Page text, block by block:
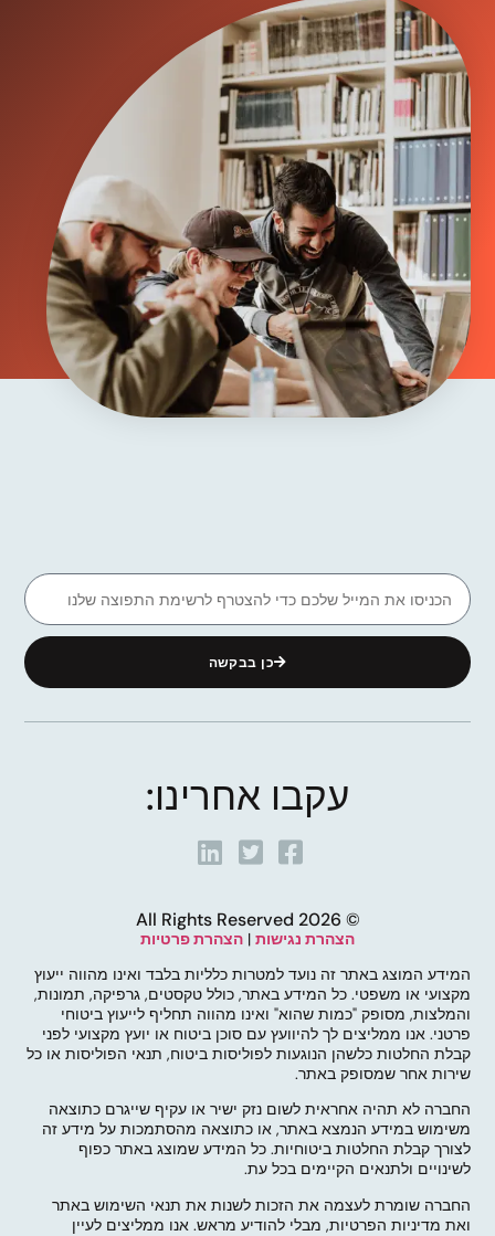
כן בבקשה
עקבו אחרינו:
© 2026 All Rights Reserved
הצהרת נגישות | הצהרת פרטיות
המידע המוצג באתר זה נועד למטרות כלליות בלבד ואינו מהווה ייעוץ
מקצועי או משפטי. כל המידע באתר, כולל טקסטים, גרפיקה, תמונות,
והמלצות, מסופק "כמות שהוא" ואינו מהווה תחליף לייעוץ ביטוחי
פרטני. אנו ממליצים לך להיוועץ עם סוכן ביטוח או יועץ מקצועי לפני
קבלת החלטות כלשהן הנוגעות לפוליסות ביטוח, תנאי הפוליסות או כל
שירות אחר שמסופק באתר.
החברה לא תהיה אחראית לשום נזק ישיר או עקיף שייגרם כתוצאה
משימוש במידע הנמצא באתר, או כתוצאה מהסתמכות על מידע זה
לצורך קבלת החלטות ביטוחיות. כל המידע שמוצג באתר כפוף
לשינויים ולתנאים הקיימים בכל עת.
החברה שומרת לעצמה את הזכות לשנות את תנאי השימוש באתר
ואת מדיניות הפרטיות, מבלי להודיע מראש. אנו ממליצים לעיין